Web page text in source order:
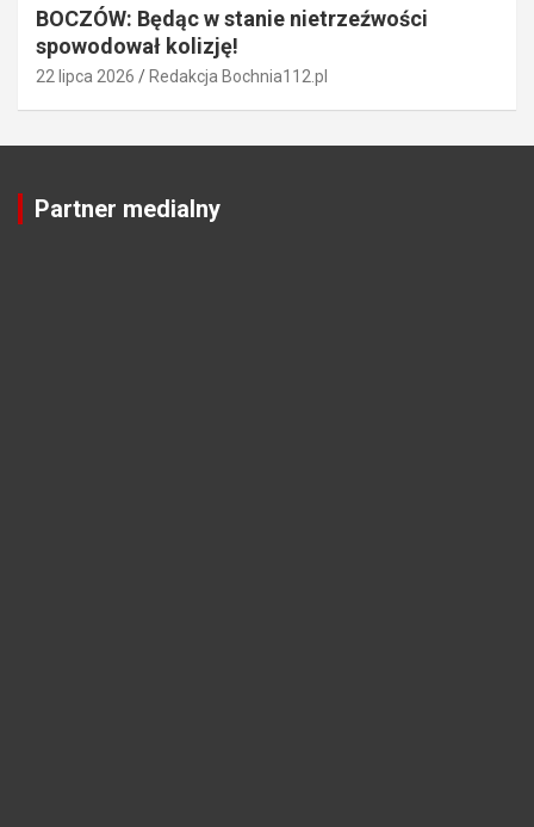
BOCZÓW: Będąc w stanie nietrzeźwości
spowodował kolizję!
22 lipca 2026 Redakcja Bochnia112.pl
Partner medialny